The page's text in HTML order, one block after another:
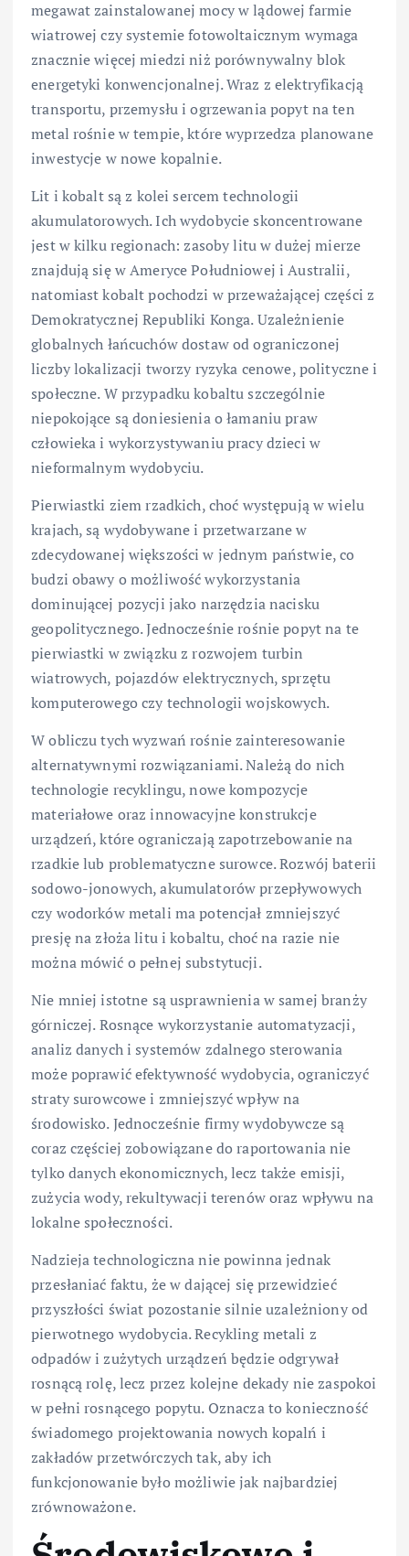
megawat zainstalowanej mocy w lądowej farmie
wiatrowej czy systemie fotowoltaicznym wymaga
znacznie więcej miedzi niż porównywalny blok
energetyki konwencjonalnej. Wraz z elektryfikacją
transportu, przemysłu i ogrzewania popyt na ten
metal rośnie w tempie, które wyprzedza planowane
inwestycje w nowe kopalnie.
Lit i kobalt są z kolei sercem technologii
akumulatorowych. Ich wydobycie skoncentrowane
jest w kilku regionach: zasoby litu w dużej mierze
znajdują się w Ameryce Południowej i Australii,
natomiast kobalt pochodzi w przeważającej części z
Demokratycznej Republiki Konga. Uzależnienie
globalnych łańcuchów dostaw od ograniczonej
liczby lokalizacji tworzy ryzyka cenowe, polityczne i
społeczne. W przypadku kobaltu szczególnie
niepokojące są doniesienia o łamaniu praw
człowieka i wykorzystywaniu pracy dzieci w
nieformalnym wydobyciu.
Pierwiastki ziem rzadkich, choć występują w wielu
krajach, są wydobywane i przetwarzane w
zdecydowanej większości w jednym państwie, co
budzi obawy o możliwość wykorzystania
dominującej pozycji jako narzędzia nacisku
geopolitycznego. Jednocześnie rośnie popyt na te
pierwiastki w związku z rozwojem turbin
wiatrowych, pojazdów elektrycznych, sprzętu
komputerowego czy technologii wojskowych.
W obliczu tych wyzwań rośnie zainteresowanie
alternatywnymi rozwiązaniami. Należą do nich
technologie recyklingu, nowe kompozycje
materiałowe oraz innowacyjne konstrukcje
urządzeń, które ograniczają zapotrzebowanie na
rzadkie lub problematyczne surowce. Rozwój baterii
sodowo-jonowych, akumulatorów przepływowych
czy wodorków metali ma potencjał zmniejszyć
presję na złoża litu i kobaltu, choć na razie nie
można mówić o pełnej substytucji.
Nie mniej istotne są usprawnienia w samej branży
górniczej. Rosnące wykorzystanie automatyzacji,
analiz danych i systemów zdalnego sterowania
może poprawić efektywność wydobycia, ograniczyć
straty surowcowe i zmniejszyć wpływ na
środowisko. Jednocześnie firmy wydobywcze są
coraz częściej zobowiązane do raportowania nie
tylko danych ekonomicznych, lecz także emisji,
zużycia wody, rekultywacji terenów oraz wpływu na
lokalne społeczności.
Nadzieja technologiczna nie powinna jednak
przesłaniać faktu, że w dającej się przewidzieć
przyszłości świat pozostanie silnie uzależniony od
pierwotnego wydobycia. Recykling metali z
odpadów i zużytych urządzeń będzie odgrywał
rosnącą rolę, lecz przez kolejne dekady nie zaspokoi
w pełni rosnącego popytu. Oznacza to konieczność
świadomego projektowania nowych kopalń i
zakładów przetwórczych tak, aby ich
funkcjonowanie było możliwie jak najbardziej
zrównoważone.